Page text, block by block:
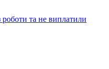
та не виплатили